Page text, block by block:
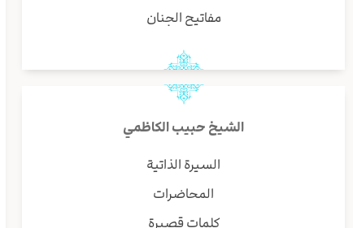
مفاتيح الجنان
الشيخ حبيب الكاظمي
السيرة الذاتية
المحاضرات
كلمات قصيرة